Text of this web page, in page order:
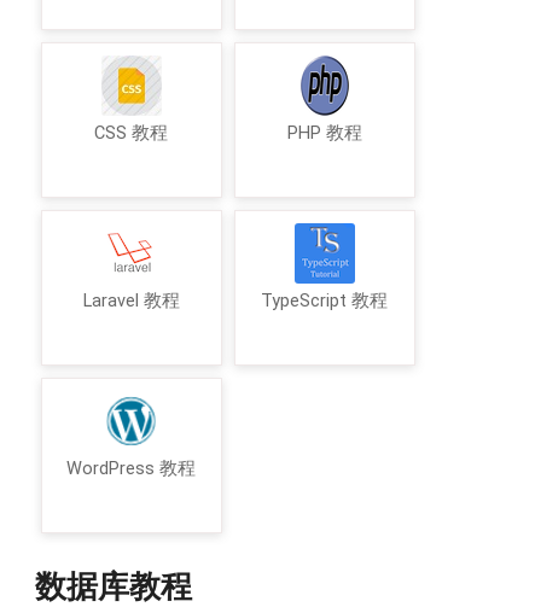
CSS 教程 PHP 教程
Laravel 教程 TypeScript 教程
WordPress 教程
数据库教程